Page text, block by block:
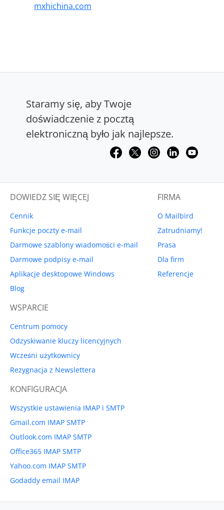
mxhichina.com
Staramy się, aby Twoje
doświadczenie z pocztą
elektroniczną było jak najlepsze.
DOWIEDZ SIĘ WIĘCEJ
Cennik
Funkcje poczty e-mail
Darmowe szablony wiadomości e-mail
Darmowe podpisy e-mail
Aplikacje desktopowe Windows
Blog
FIRMA
O Mailbird
Zatrudniamy!
Prasa
Dla firm
Referencje
WSPARCIE
Centrum pomocy
Odzyskiwanie kluczy licencyjnych
Wcześni użytkownicy
Rezygnacja z Newslettera
KONFIGURACJA
Wszystkie ustawienia IMAP i SMTP
Gmail.com IMAP SMTP
Outlook.com IMAP SMTP
Office365 IMAP SMTP
Yahoo.com IMAP SMTP
Godaddy email IMAP